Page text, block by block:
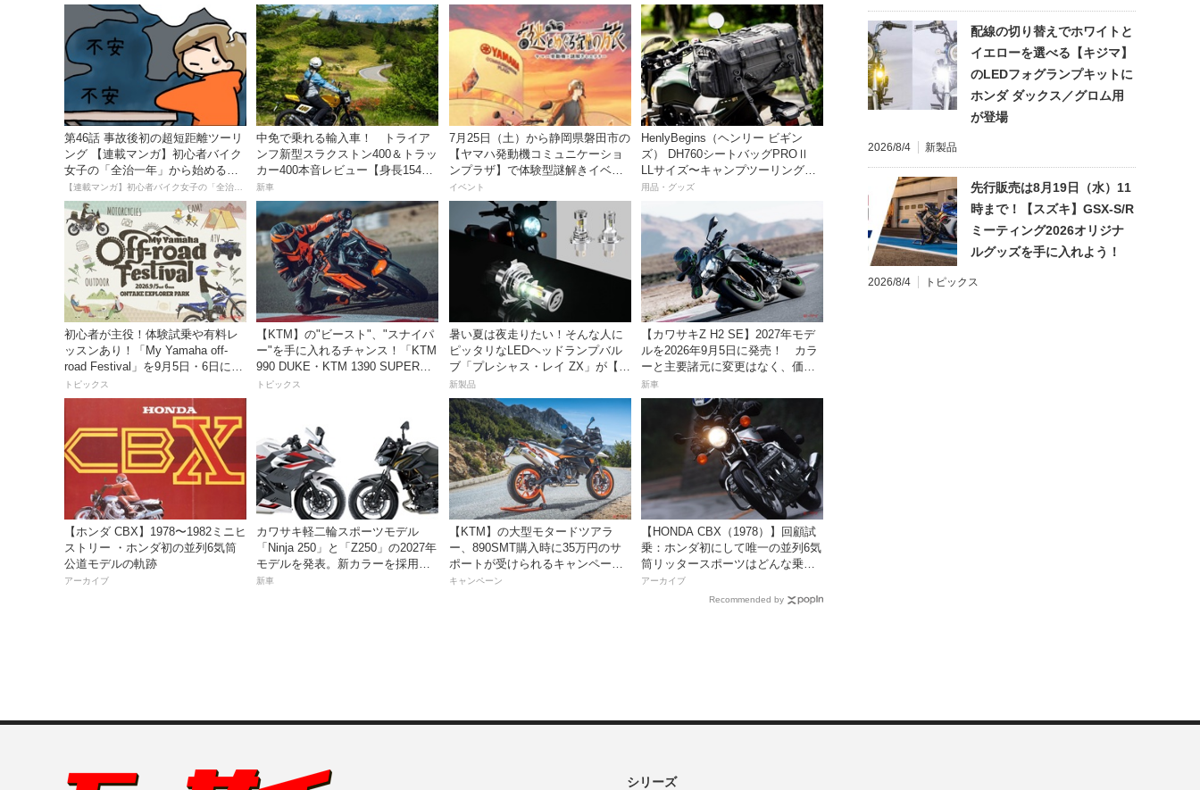
第46話 事故後初の超短距離ツーリ
ング 【連載マンガ】初心者バイク
女子の「全治一年」から始める起
死回生日記
中免で乗れる輸入車！ トライア
ンフ新型スラクストン400＆トラッ
カー400本音レビュー【身長154cm
の足着きは？】
新車
7月25日（土）から静岡県磐田市の
【ヤマハ発動機コミュニケーショ
ンプラザ】で体験型謎解きイベン
トを開催！
イベント
HenlyBegins（ヘンリー ビギン
ズ） DH760シートバッグPROⅡ
LLサイズ〜キャンプツーリングに
も安心の大容量ツアーバッグ〜
用品・グッズ
初心者が主役！体験試乗や有料レ
ッスンあり！「My Yamaha off-
road Festival」を9月5日・6日にオ
ンタケエクスプローラーパークで
実施！
トピックス
【KTM】の"ビースト"、"スナイパ
ー"を手に入れるチャンス！「KTM
990 DUKE・KTM 1390 SUPER
DUKE R EVO 購入サポートキャン
トピックス
暑い夏は夜走りたい！そんな人に
ピッタリなLEDヘッドランプバル
ブ「プレシャス・レイ ZX」が【デ
イトナ】から登場
新製品
【カワサキZ H2 SE】2027年モデ
ルを2026年9月5日に発売！ カラ
ーと主要諸元に変更はなく、価格
は据え置きの247万5000円！
新車
【ホンダ CBX】1978〜1982ミニヒ
ストリー ・ホンダ初の並列6気筒
公道モデルの軌跡
アーカイブ
カワサキ軽二輪スポーツモデル
「Ninja 250」と「Z250」の2027年
モデルを発表。新カラーを採用し9
月5日より発売！
新車
【KTM】の大型モタードツアラ
ー、890SMT購入時に35万円のサ
ポートが受けられるキャンペーン
を実施中！
キャンペーン
【HONDA CBX（1978）】回顧試
乗：ホンダ初にして唯一の並列6気
筒リッタースポーツはどんな乗り
味だったのか？
アーカイブ
Recommended by
配線の切り替えでホワイトと
イエローを選べる【キジマ】
のLEDフォグランプキットに
ホンダ ダックス／グロム用
が登場
2026/8/4 新製品
先行販売は8月19日（水）11
時まで！【スズキ】GSX-S/R
ミーティング2026オリジナ
ルグッズを手に入れよう！
2026/8/4 トピックス
シリーズ